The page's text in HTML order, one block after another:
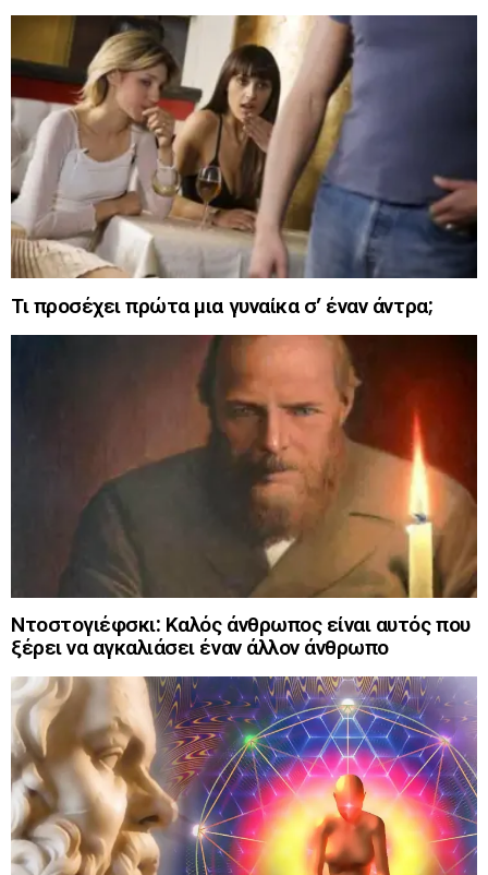
Τι προσέχει πρώτα μια γυναίκα σ’ έναν άντρα;
Ντοστογιέφσκι: Καλός άνθρωπος είναι αυτός που
ξέρει να αγκαλιάσει έναν άλλον άνθρωπο